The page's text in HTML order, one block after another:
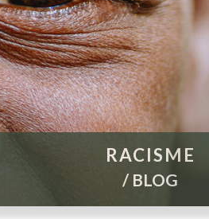
RACISME
/ BLOG